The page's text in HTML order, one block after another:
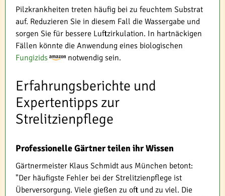
Pilzkrankheiten treten häufig bei zu feuchtem Substrat
auf. Reduzieren Sie in diesem Fall die Wassergabe und
sorgen Sie für bessere Luftzirkulation. In hartnäckigen
Fällen könnte die Anwendung eines biologischen
Fungizids
notwendig sein.
Erfahrungsberichte und
Expertentipps zur
Strelitzienpflege
Professionelle Gärtner teilen ihr Wissen
Gärtnermeister Klaus Schmidt aus München betont:
"Der häufigste Fehler bei der Strelitzienpflege ist
Überversorgung. Viele gießen zu oft und zu viel. Die